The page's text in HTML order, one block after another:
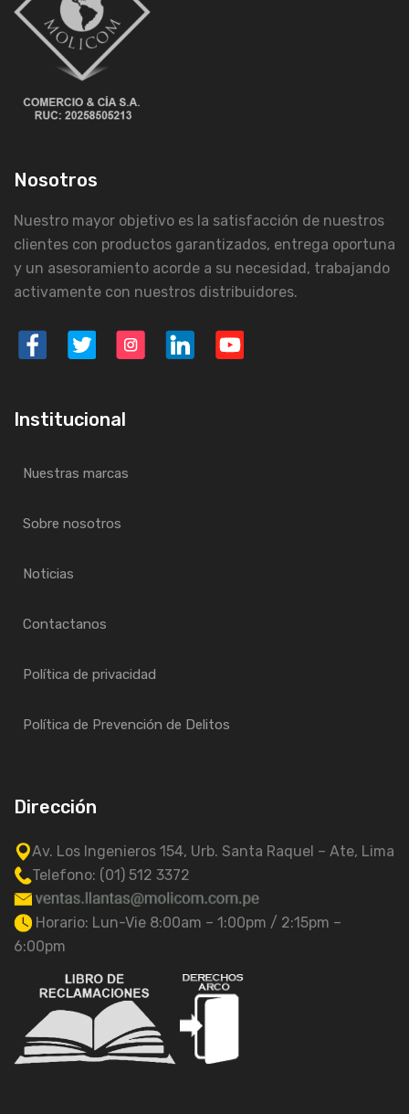
Nosotros
Nuestro mayor objetivo es la satisfacción de nuestros
clientes con productos garantizados, entrega oportuna
y un asesoramiento acorde a su necesidad, trabajando
activamente con nuestros distribuidores.
Institucional
Nuestras marcas
Sobre nosotros
Noticias
Contactanos
Política de privacidad
Política de Prevención de Delitos
Dirección
Av. Los Ingenieros 154, Urb. Santa Raquel – Ate, Lima
Telefono: (01) 512 3372
Horario: Lun-Vie 8:00am – 1:00pm / 2:15pm –
6:00pm